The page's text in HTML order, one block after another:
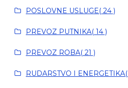
POSLOVNE USLUGE( 24 )
PREVOZ PUTNIKA( 14 )
PREVOZ ROBA( 21 )
RUDARSTVO I ENERGETIKA(